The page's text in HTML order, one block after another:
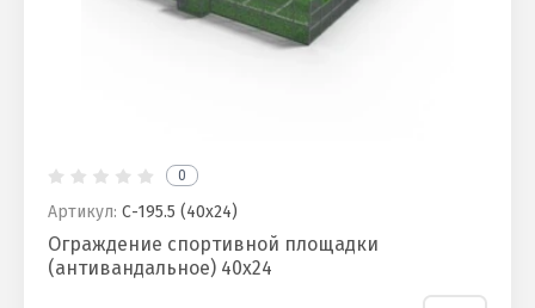
0
Артикул: С-195.5 (40х24)
Ограждение спортивной площадки
(антивандальное) 40х24